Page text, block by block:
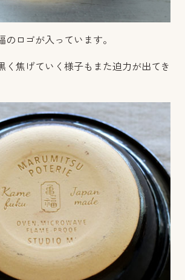
のロゴが入っています。
く焦げていく様子もまた迫力が出てき